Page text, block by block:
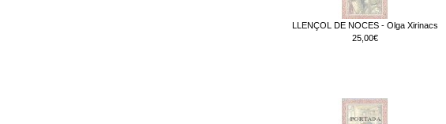
LLENÇOL DE NOCES - Olga Xirinacs
25,00€